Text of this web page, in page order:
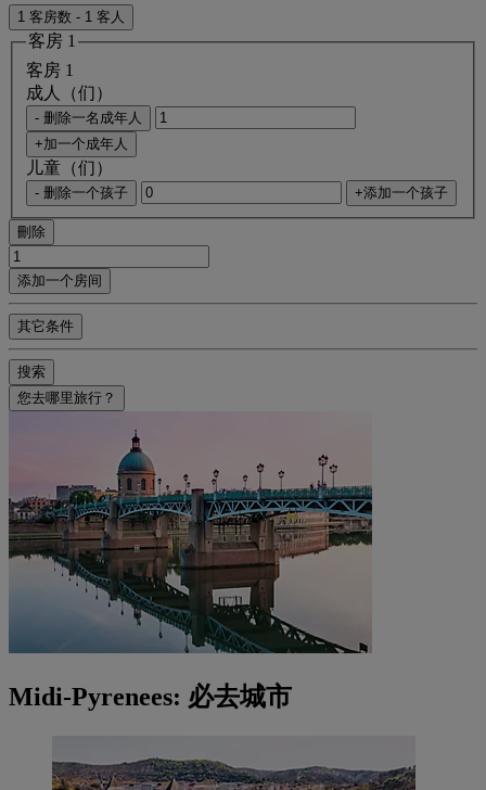
1 客房数 - 1 客人
客房 1
客房 1
成人（们）
- 删除一名成年人
+加一个成年人
儿童（们）
- 删除一个孩子 +添加一个孩子
刪除
添加一个房间
其它条件
搜索
您去哪里旅行？
Midi-Pyrenees: 必去城市